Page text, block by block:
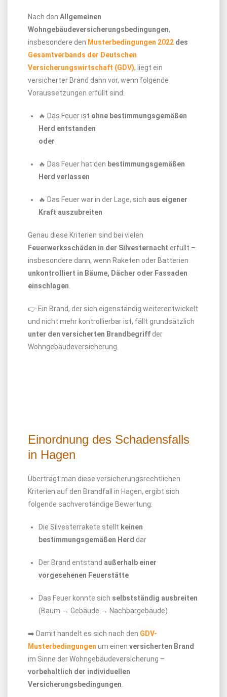
Nach den Allgemeinen
Wohngebäudeversicherungsbedingungen,
insbesondere den Musterbedingungen 2022 des
Gesamtverbands der Deutschen
Versicherungswirtschaft (GDV), liegt ein
versicherter Brand dann vor, wenn folgende
Voraussetzungen erfüllt sind:
🔥 Das Feuer ist ohne bestimmungsgemäßen
Herd entstanden
oder
🔥 Das Feuer hat den bestimmungsgemäßen
Herd verlassen
🔥 Das Feuer war in der Lage, sich aus eigener
Kraft auszubreiten
Genau diese Kriterien sind bei vielen
Feuerwerksschäden in der Silvesternacht erfüllt –
insbesondere dann, wenn Raketen oder Batterien
unkontrolliert in Bäume, Dächer oder Fassaden
einschlagen
👉 Ein Brand, der sich eigenständig weiterentwickelt
und nicht mehr kontrollierbar ist, fällt grundsätzlich
unter den versicherten Brandbegriff der
Wohngebäudeversicherung.
Einordnung des Schadensfalls
in Hagen
Überträgt man diese versicherungsrechtlichen
Kriterien auf den Brandfall in Hagen, ergibt sich
folgende sachverständige Bewertung:
Die Silvesterrakete stellt keinen
bestimmungsgemäßen Herd dar
Der Brand entstand außerhalb einer
vorgesehenen Feuerstätte
Das Feuer konnte sich selbstständig ausbreiten
(Baum → Gebäude → Nachbargebäude)
➡️ Damit handelt es sich nach den GDV-
Musterbedingungen um einen versicherten Brand
im Sinne der Wohngebäudeversicherung –
vorbehaltlich der individuellen
Versicherungsbedingungen